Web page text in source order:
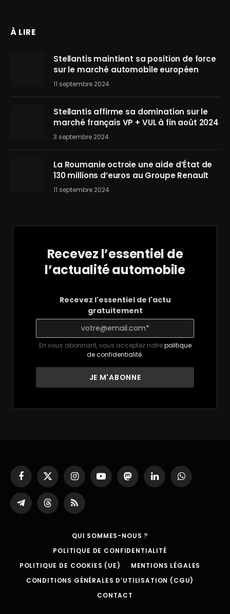
À LIRE
Stellantis maintient sa position de force
sur le marché automobile européen
11 septembre 2024
Stellantis affirme sa domination sur le
marché français VP + VUL à fin août 2024
3 septembre 2024
La Roumanie octroie une aide d’État de
130 millions d’euros au Groupe Renault
11 septembre 2024
Recevez l’essentiel de
l’actualité automobile
Recevez l'essentiel de l'actu
gratuitement
En vous abonnant, vous acceptez notrepolitique
de confidentialité.
Facebook
X
(Twitter)
InstagramYouTubeMastodonLinkedInWhatsApp
Partager
sur
ThreadsRSS
QUI SOMMES-NOUS ?
POLITIQUE DE CONFIDENTIALITÉ
POLITIQUE DE COOKIES (UE)
MENTIONS LÉGALES
CONDITIONS GÉNÉRALES D’UTILISATION (CGU)
CONTACT